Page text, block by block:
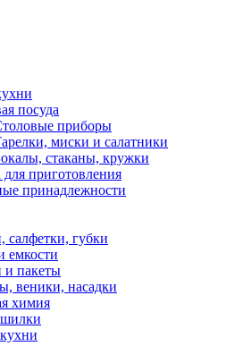
посуда
приборы
миски и салатники
стаканы, кружки
для приготовления
принадлежности
салфетки, губки
емкости
пакеты
веники, насадки
химия